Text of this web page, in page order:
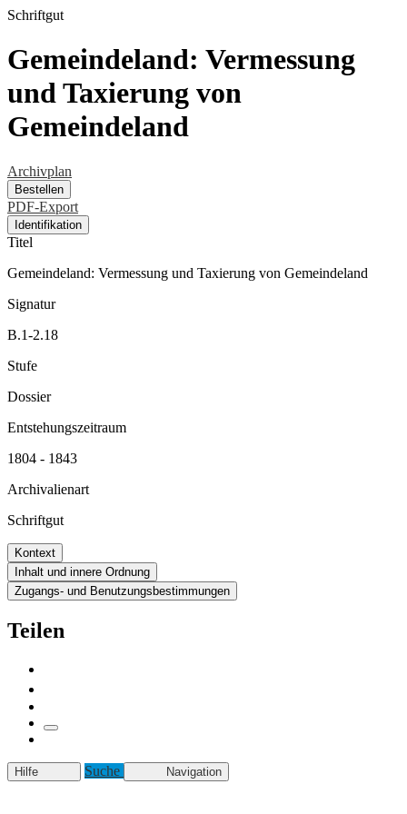
Schriftgut
Gemeindeland: Vermessung
und Taxierung von
Gemeindeland
Archivplan
Bestellen
PDF-Export
Identifikation
Titel
Gemeindeland: Vermessung und Taxierung von Gemeindeland
Signatur
B.1-2.18
Stufe
Dossier
Entstehungszeitraum
1804 - 1843
Archivalienart
Schriftgut
Kontext
Inhalt und innere Ordnung
Zugangs- und Benutzungsbestimmungen
Teilen
Hilfe Suche Navigation